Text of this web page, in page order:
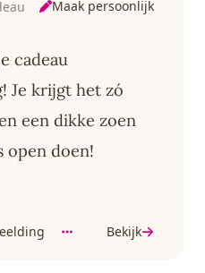
Maak persoonlijk
cadeau
Je krijgt het zó
een dikke zoen
open doen!
Bekijk